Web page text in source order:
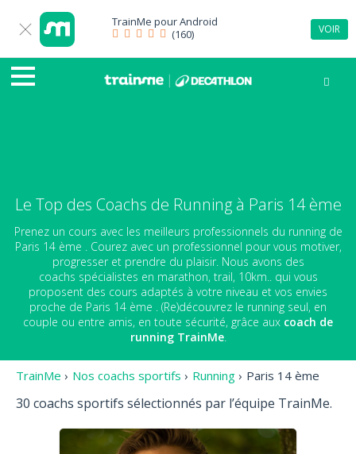
TrainMe pourAndroid
(160)
VOIR
Le Top des Coachs de Running à Paris 14 ème
Prenez un cours avec les meilleurs professionnels du running de
Paris 14 ème . Courez avec un professionnel pour vous motiver,
progresser et prendre du plaisir. Nous avons des
coachs spécialistes en marathon, trail, 10km.. qui vous
proposent des cours adaptés à votre niveau et vos envies
proche de Paris 14 ème . (Re)découvrez le running seul, en
couple ou entre amis, en toute sécurité, grâce aux coach de
running TrainMe.
TrainMe › Nos coachs sportifs › Running › Paris 14 ème
30 coachs sportifs sélectionnés par l’équipe TrainMe.